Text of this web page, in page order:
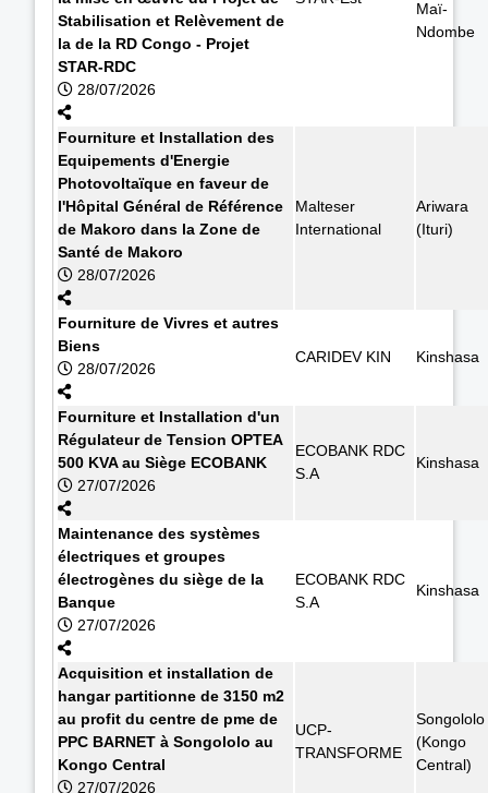
Stabilisation et Relèvement de
la de la RD Congo - Projet
STAR-RDC
28/07/2026
Maï-
Ndombe
Fourniture et Installation des
Equipements d'Energie
Photovoltaïque en faveur de
l'Hôpital Général de Référence
de Makoro dans la Zone de
Santé de Makoro
28/07/2026
Malteser
International
Ariwara
(Ituri)
Fourniture de Vivres et autres
Biens
28/07/2026
CARIDEV KIN Kinshasa
Fourniture et Installation d'un
Régulateur de Tension OPTEA
500 KVA au Siège ECOBANK
27/07/2026
ECOBANK RDC
S.A
Kinshasa
Maintenance des systèmes
électriques et groupes
électrogènes du siège de la
Banque
27/07/2026
ECOBANK RDC
S.A
Kinshasa
Acquisition et installation de
hangar partitionne de 3150 m2
au profit du centre de pme de
PPC BARNET à Songololo au
Kongo Central
27/07/2026
UCP-
TRANSFORME
Songololo
(Kongo
Central)